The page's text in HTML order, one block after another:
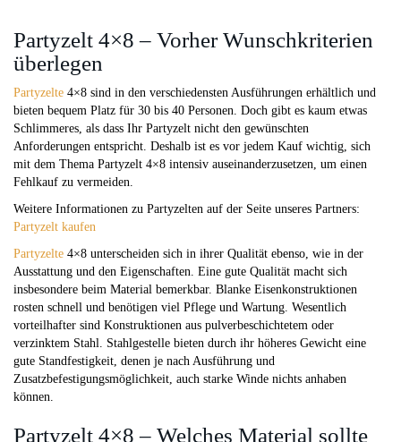
Partyzelt 4×8 – Vorher Wunschkriterien
überlegen
Partyzelte 4×8 sind in den verschiedensten Ausführungen erhältlich und
bieten bequem Platz für 30 bis 40 Personen. Doch gibt es kaum etwas
Schlimmeres, als dass Ihr Partyzelt nicht den gewünschten
Anforderungen entspricht. Deshalb ist es vor jedem Kauf wichtig, sich
mit dem Thema Partyzelt 4×8 intensiv auseinanderzusetzen, um einen
Fehlkauf zu vermeiden.
Weitere Informationen zu Partyzelten auf der Seite unseres Partners:
Partyzelt kaufen
Partyzelte 4×8 unterscheiden sich in ihrer Qualität ebenso, wie in der
Ausstattung und den Eigenschaften. Eine gute Qualität macht sich
insbesondere beim Material bemerkbar. Blanke Eisenkonstruktionen
rosten schnell und benötigen viel Pflege und Wartung. Wesentlich
vorteilhafter sind Konstruktionen aus pulverbeschichtetem oder
verzinktem Stahl. Stahlgestelle bieten durch ihr höheres Gewicht eine
gute Standfestigkeit, denen je nach Ausführung und
Zusatzbefestigungsmöglichkeit, auch starke Winde nichts anhaben
können.
Partyzelt 4×8 – Welches Material sollte